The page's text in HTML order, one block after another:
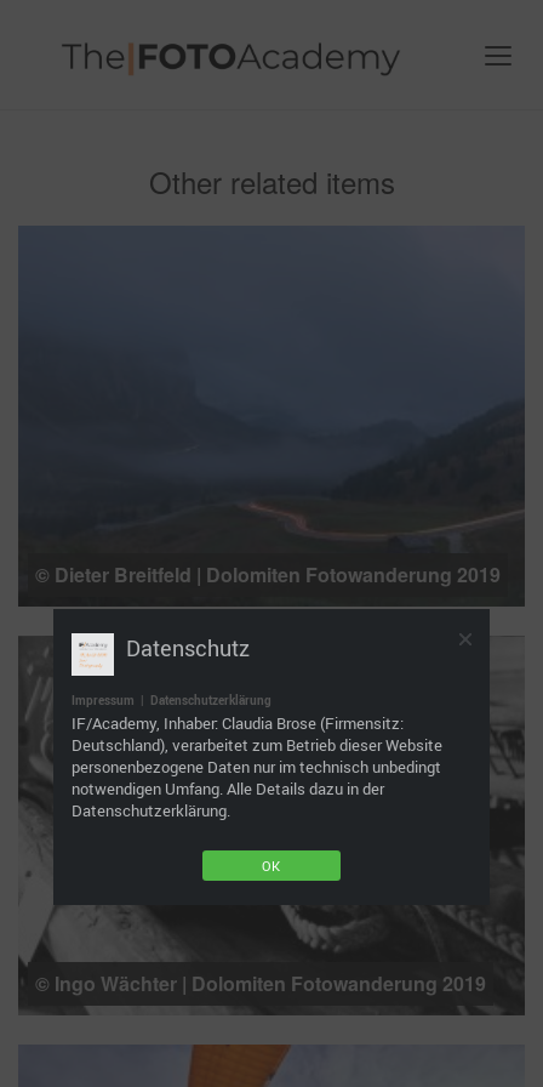
Other related items
© Dieter Breitfeld | Dolomiten Fotowanderung 2019
© Ingo Wächter | Dolomiten Fotowanderung 2019
Datenschutz
Impressum | Datenschutzerklärung
IF/Academy, Inhaber: Claudia Brose (Firmensitz:
Deutschland), verarbeitet zum Betrieb dieser Website
personenbezogene Daten nur im technisch unbedingt
notwendigen Umfang. Alle Details dazu in der
Datenschutzerklärung.
OK